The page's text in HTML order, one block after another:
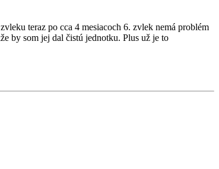
teraz po cca 4 mesiacoch 6. zvlek nemá problém
by som jej dal čistú jednotku. Plus už je to